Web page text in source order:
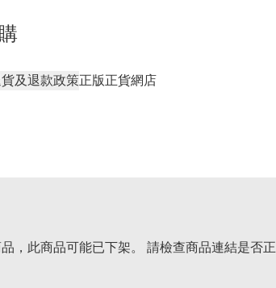
及退款政策正版正貨網店
，此商品可能已下架。 請檢查商品連結是否正